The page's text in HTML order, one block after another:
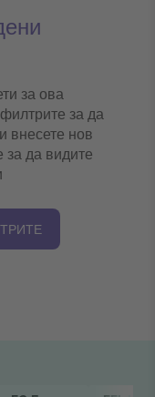
за ова
за да
внесете нов
за да видите